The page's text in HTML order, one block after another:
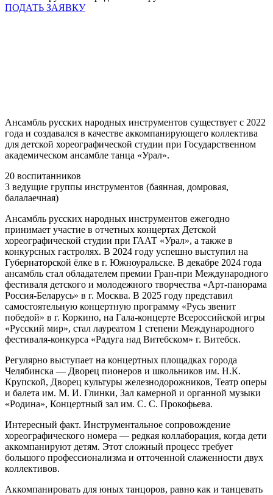
ПОДАТЬ ЗАЯВКУ
Ансамбль русских народных инструментов существует с 2022
года и создавался в качестве аккомпанирующего коллектива
для детской хореографической студии при Государственном
академическом ансамбле танца «Урал».
20 воспитанников
3 ведущие группы инструментов (баянная, домровая,
балалаечная)
Ансамбль русских народных инструментов ежегодно
принимает участие в отчетных концертах Детской
хореографической студии при ГААТ «Урал», а также в
конкурсных гастролях. В 2024 году успешно выступил на
Губернаторской ёлке в г. Южноуральске. В декабре 2024 года
ансамбль стал обладателем премии Гран-при Международного
фестиваля детского и молодежного творчества «Арт-панорама
Россия-Беларусь» в г. Москва. В 2025 году представил
самостоятельную концертную программу «Русь звенит
победой» в г. Коркино, на Гала-концерте Всероссийской игры
«Русский мир», стал лауреатом 1 степени Международного
фестиваля-конкурса «Радуга над Витебском» г. Витебск.
Регулярно выступает на концертных площадках города
Челябинска — Дворец пионеров и школьников им. Н.К.
Крупской, Дворец культуры железнодорожников, Театр оперы
и балета им. М. И. Глинки, Зал камерной и органной музыки
«Родина», Концертный зал им. С. С. Прокофьева.
Интересный факт. Инструментальное сопровождение
хореографического номера — редкая коллаборация, когда дети
аккомпанируют детям. Этот сложный процесс требует
большого профессионализма и отточенной слаженности двух
коллективов.
Аккомпанировать для юных танцоров, равно как и танцевать